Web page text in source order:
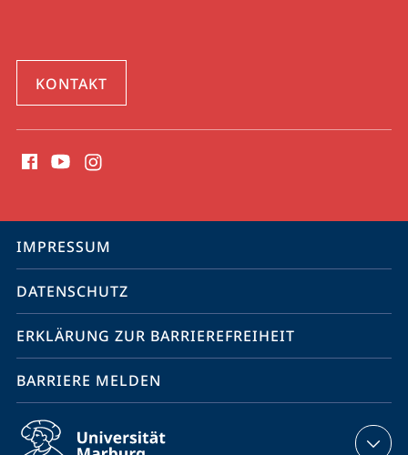
KONTAKT
Media
Service-
Navigation
IMPRESSUM
DATENSCHUTZ
ERKLÄRUNG ZUR BARRIEREFREIHEIT
BARRIERE MELDEN